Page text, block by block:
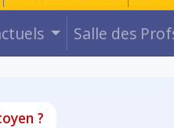
Salle des
?